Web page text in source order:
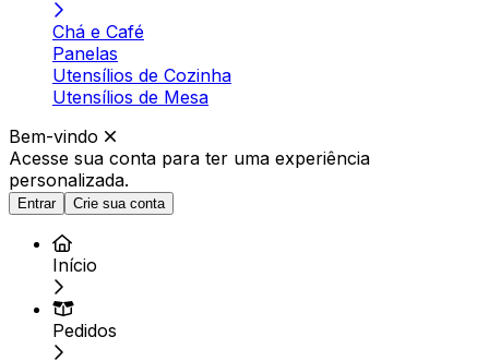
Chá e Café
Panelas
Utensílios de Cozinha
Utensílios de Mesa
Bem-vindo
Acesse sua conta para ter uma experiência
personalizada.
Entrar Crie sua conta
Início
Pedidos